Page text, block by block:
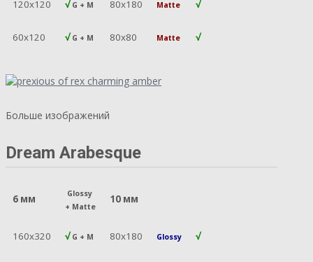
120х120 √ G + M 80х180 Matte √
60х120 √ G + M 80х80 Matte √
Больше изображений
Dream Arabesque
6 мм
Glossy
+ Matte
10 мм
160х320 √ G + M 80х180 Glossy √